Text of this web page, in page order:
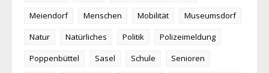
Meiendorf
Menschen Mobilität
Museumsdorf
Natur
Natürliches Politik
Polizeimeldung
Poppenbüttel
Sasel Schule
Senioren